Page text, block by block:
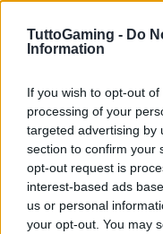
TuttoGaming - Do
Information
If you wish to opt-out
processing of your
targeted advertising by
section to confirm your
opt-out request is
interest-based ads
us or personal
your opt-out. You may